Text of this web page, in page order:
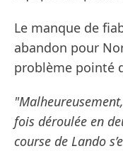
Le manque de
abandon pour
problème pointé
fois déroulée en
course de Lando